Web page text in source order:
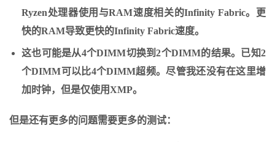
Ryzen处理器使用与RAM速度相关的Infinity Fabric。更
快的RAM导致更快的Infinity Fabric速度。
这也可能是从4个DIMM切换到2个DIMM的结果。已知2
个DIMM可以比4个DIMM超频。尽管我还没有在这里增
加时钟，但是仅使用XMP。
但是还有更多的问题需要更多的测试：